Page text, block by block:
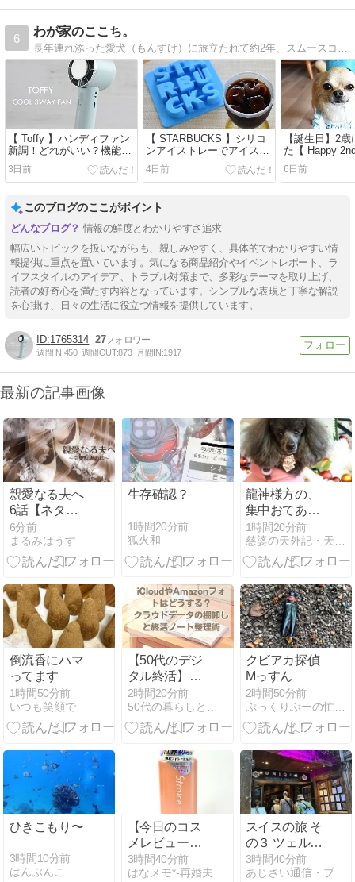
6
わが家のここち。
【 Toffy 】ハンディファン
新調！どれがいい？機能の
選び方と使い方【ひんやり
3Wayファン】
3日前
【 STARBUCKS 】シリコ
ンアイストレーでアイスコ
ーヒー＆カフェオレ【アル
ファベット製氷皿】
4日前
【誕生日】2
た【 Happy
6日前
このブログのここがポイント
情報の鮮度とわかりやすさ追求
幅広いトピックを扱いながらも、親しみやすく、具体的でわかりやすい情
報提供に重点を置いています。気になる商品紹介やイベントレポート、ラ
イフスタイルのアイデア、トラブル対策まで、多彩なテーマを取り上げ、
読者の好奇心を満たす内容となっています。シンプルな表現と丁寧な解説
を心掛け、日々の生活に役立つ情報を提供しています。
1765314 27
週間IN:450 週間OUT:873 月間IN:1917
最新の記事画像
親愛なる夫へ
6話【ネタバ
レ感想】お前
の言葉は綺麗
事
6分前
まるみはうす
生存確認？
1時間20分前
狐火和
龍神様方の、
集中おてあて
は、ネクスト
フェーズに 入
りそう・・・
1時間20分前
倒流香にハマ
ってます
1時間50分前
いつも笑顔で
【50代のデジ
タル終活】
iCloudや
Amazonフォ
トはどうす
データの棚卸
しと終活ノー
ト整理術
2時間20分前
クビアカ探偵
Mっすん
2時間50分前
ひきこもり〜
3時間10分前
はんぶんこ
【今日のコス
メレビュー】
新感覚！スプ
レーなのにミ
3時間40分前
はなメモ*-再婚夫婦と猫2匹-
スイスの旅 そ
の３ ツェルマ
ット
3時間40分前
あじさい通信・ブログ版